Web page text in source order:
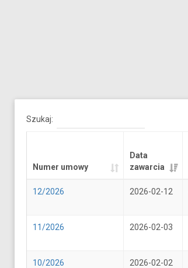
Szukaj:
Numer umowy
Data
zawarcia
12/2026 2026-02-12
11/2026 2026-02-03
10/2026 2026-02-02